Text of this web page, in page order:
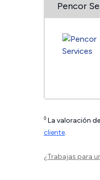
Pencor
◊ La valoración
cliente.
¿Trabajas para